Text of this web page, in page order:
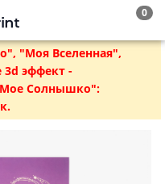
0
"Моя Вселенная",
эффект -
Солнышко":